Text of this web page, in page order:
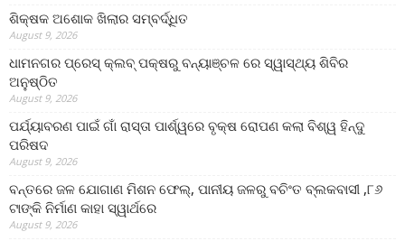
ଶିକ୍ଷକ ଅଶୋକ ଖିଲାର ସମ୍ବର୍ଦ୍ଧିତ
August 9, 2026
ଧାମନଗର ପ୍ରେସ୍ କ୍ଲବ୍ ପକ୍ଷରୁ ବନ୍ୟାଞ୍ଚଳ ରେ ସ୍ୱାସ୍ଥ୍ୟ ଶିବିର
ଅନୁଷ୍ଠିତ
August 9, 2026
ପର୍ଯ୍ୟାବରଣ ପାଇଁ ଗାଁ ରାସ୍ତା ପାର୍ଶ୍ୱରେ ବୃକ୍ଷ ରୋପଣ କଲା ବିଶ୍ୱ ହିନ୍ଦୁ
ପରିଷଦ
August 9, 2026
ବନ୍ତରେ ଜଳ ଯୋଗାଣ ମିଶନ ଫେଲ୍‌, ପାନୀୟ ଜଳରୁ ବଚିଂତ ବ୍ଲକବାସୀ ,୮୬
ଟାଙ୍କି ନିର୍ମାଣ କାହା ସ୍ୱାର୍ଥରେ
August 9, 2026